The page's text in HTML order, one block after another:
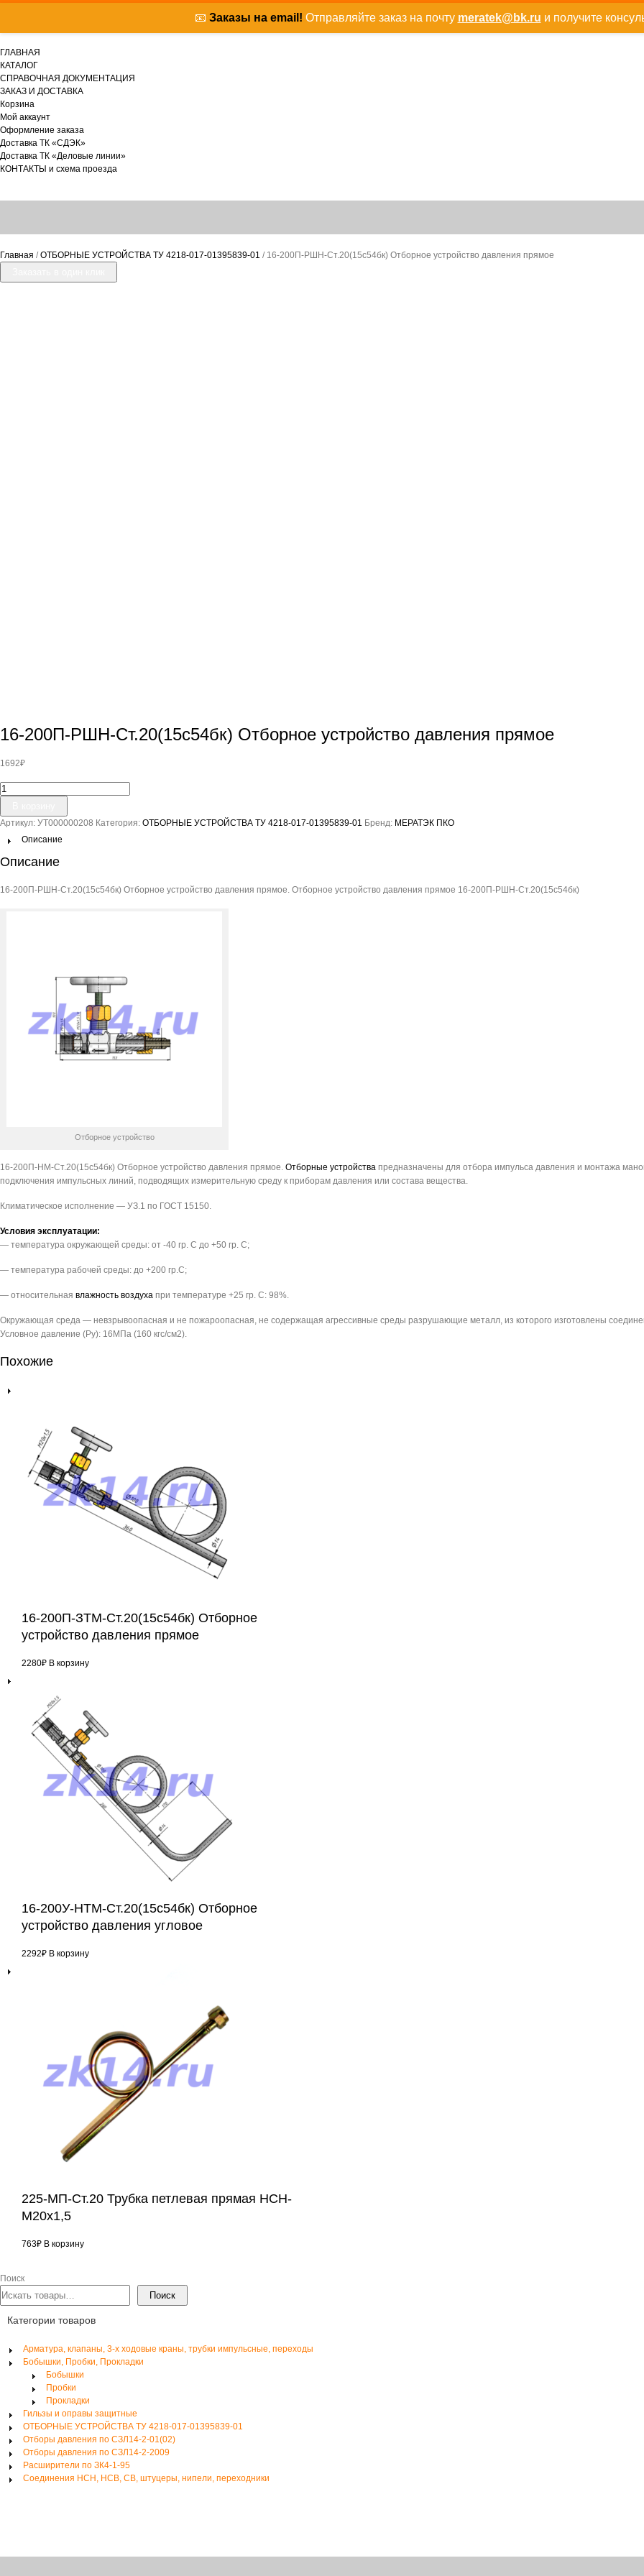
📧 Заказы на email! Отправляйте заказ на почту meratek@bk.ru и получите
ГЛАВНАЯ
КАТАЛОГ
СПРАВОЧНАЯ ДОКУМЕНТАЦИЯ
ЗАКАЗ И ДОСТАВКА
Корзина
Мой аккаунт
Оформление заказа
Доставка ТК «СДЭК»
Доставка ТК «Деловые линии»
КОНТАКТЫ и схема проезда
Главная /ОТБОРНЫЕ УСТРОЙСТВА ТУ 4218-017-01395839-01 / 16-200П-РШН-Ст.20(15с54бк) Отборное устройство давления прямое
16-200П-РШН-Ст.20(15с54бк) Отборное устройство давления прямое
1692₽
Количество
товара
16-
200П-
РШН-
Отборное
давления
Артикул: УТ000000208 Категория: ОТБОРНЫЕ УСТРОЙСТВА ТУ 4218-017-01395839-01 Бренд: МЕРАТЭК ПКО
Описание
Описание
16-200П-РШН-Ст.20(15с54бк) Отборное устройство давления прямое. Отборное устройство давления прямое 16-200П-РШН-Ст.20(15с54бк)
Отборное устройство
16-200П-НМ-Ст.20(15с54бк) Отборное устройство давления прямое. Отборные устройства предназначены для отбора импульса давления и монтажа
подключения импульсных линий, подводящих измерительную среду к приборам давления или состава вещества.
Климатическое исполнение — УЗ.1 по ГОСТ 15150.
Условия эксплуатации:
— температура окружающей среды: от -40 гр. С до +50 гр. С;
— температура рабочей среды: до +200 гр.С;
— относительная влажность воздуха при температуре +25 гр. С: 98%.
Окружающая среда — невзрывоопасная и не пожароопасная, не содержащая агрессивные среды разрушающие металл, из которого изготовлены
Условное давление (Pу): 16МПа (160 кгс/см2).
Похожие
16-200П-ЗТМ-Ст.20(15с54бк) Отборное
устройство давления прямое
2280₽ В корзину
16-200У-НТМ-Ст.20(15с54бк) Отборное
устройство давления угловое
2292₽ В корзину
225-МП-Ст.20 Трубка петлевая прямая НСН-
М20х1,5
763₽ В корзину
Поиск
Поиск
Категории товаров
Арматура, клапаны, 3-х ходовые краны, трубки импульсные, переходы
Бобышки, Пробки, Прокладки
Бобышки
Пробки
Прокладки
Гильзы и оправы защитные
ОТБОРНЫЕ УСТРОЙСТВА ТУ 4218-017-01395839-01
Отборы давления по СЗЛ14-2-01(02)
Отборы давления по СЗЛ14-2-2009
Расширители по ЗК4-1-95
Соединения НСН, НСВ, СВ, штуцеры, нипели, переходники